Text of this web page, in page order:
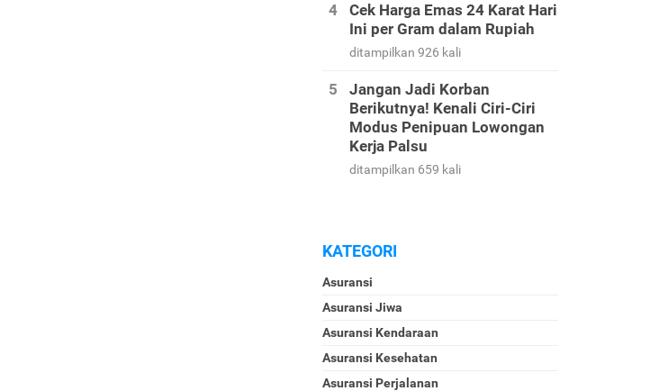
Cek Harga Emas 24 Karat Hari
Ini per Gram dalam Rupiah
ditampilkan 926 kali
Jangan Jadi Korban
Berikutnya! Kenali Ciri-Ciri
Modus Penipuan Lowongan
Kerja Palsu
ditampilkan 659 kali
KATEGORI
Asuransi
Asuransi Jiwa
Asuransi Kendaraan
Asuransi Kesehatan
Asuransi Perjalanan